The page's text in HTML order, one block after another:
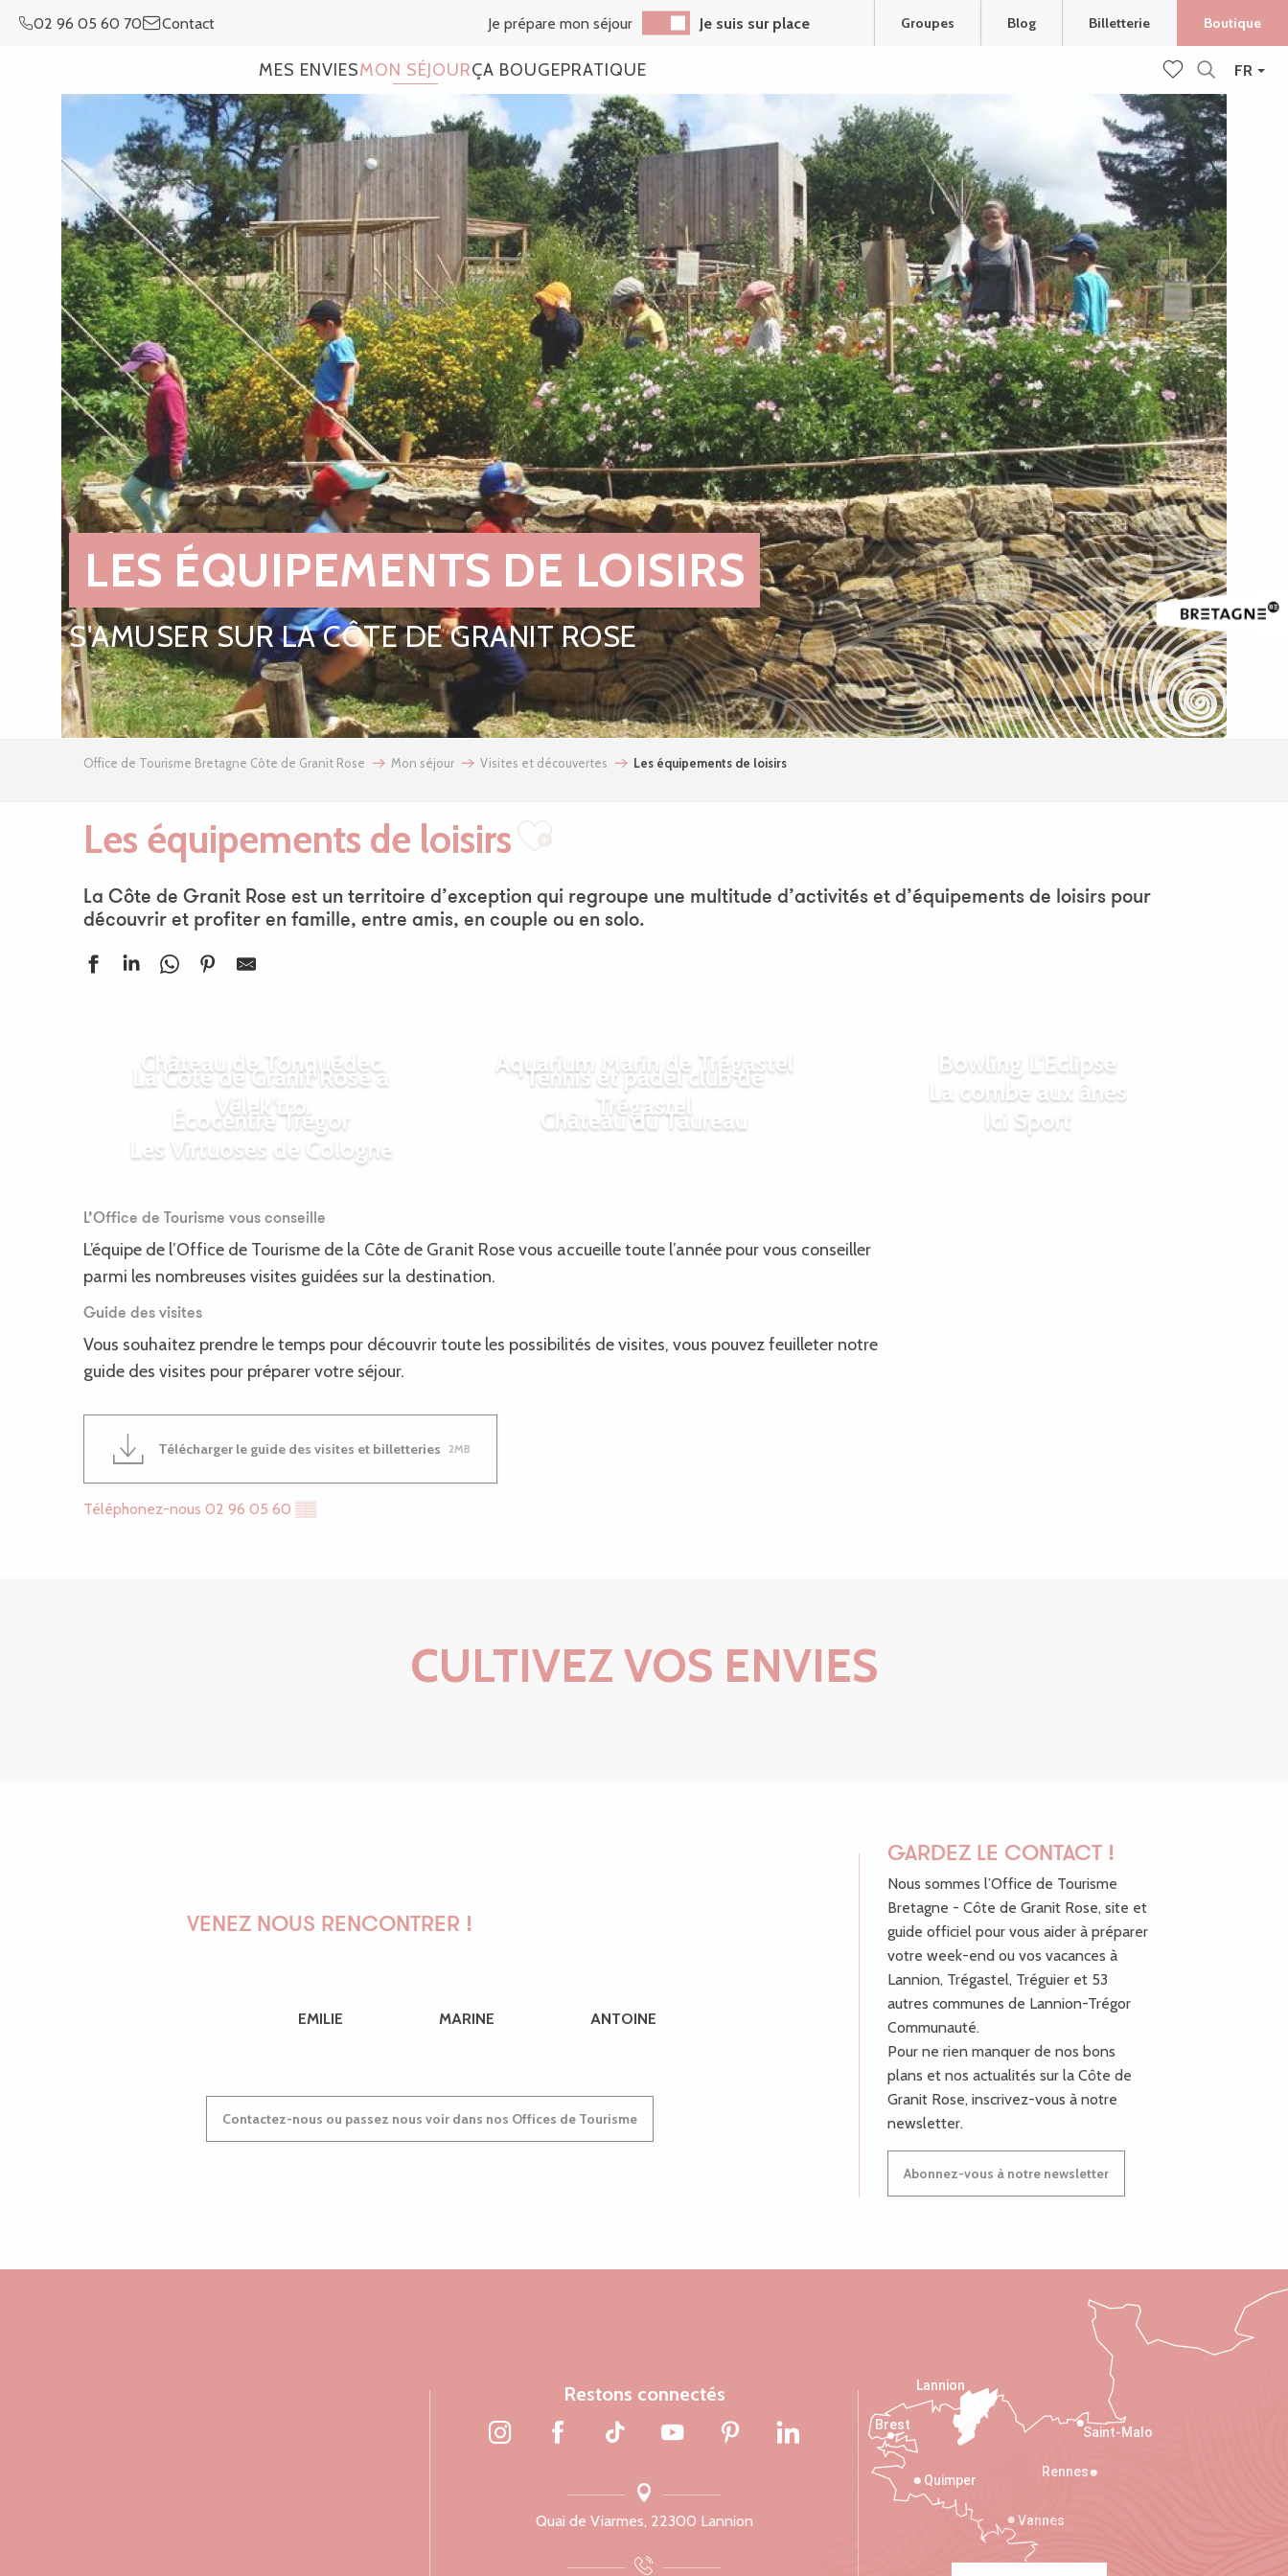
Voir les favoris
Recherche
FR
02 96 05 60 70 Contact Je prépare mon séjour Je suis sur place Groupes Blog Billetterie Boutique
MES ENVIESMON SÉJOURÇA BOUGEPRATIQUE
LES ÉQUIPEMENTS DE LOISIRS
S'AMUSER SUR LA CÔTE DE GRANIT ROSE
Office de Tourisme Bretagne Côte de Granit Rose Mon séjour Visites et découvertes Les équipements de loisirs
Les équipements de loisirs
La Côte de Granit Rose est un territoire d’exception qui regroupe une multitude d’activités et d’équipements de loisirs pour
découvrir et profiter en famille, entre amis, en couple ou en solo.
Château de Tonquédec Aquarium Marin de Trégastel Bowling L'Eclipse
La Côte de Granit Rose à
Vélek’tro
Tennis et padel club de
Trégastel
La combe aux ânes
Écocentre Trégor
Château du Taureau
Ici Sport
Les Virtuoses de Cologne
L’Office de Tourisme vous conseille
L’équipe de l’Office de Tourisme de la Côte de Granit Rose vous accueille toute l’année pour vous conseiller
parmi les nombreuses visites guidées sur la destination.
Guide des visites
Vous souhaitez prendre le temps pour découvrir toute les possibilités de visites, vous pouvez feuilleter notre
guide des visites pour préparer votre séjour.
Télécharger le guide des visites et billetteries 2MB
Téléphonez-nous 02 96 05 60 ▒▒
CULTIVEZ VOS ENVIES
VENEZ NOUS RENCONTRER !
EMILIE MARINE ANTOINE
Contactez-nous ou passez nous voir dans nos Offices de Tourisme
GARDEZ LE CONTACT !
Nous sommes l’Office de Tourisme
Bretagne - Côte de Granit Rose, site et
guide officiel pour vous aider à préparer
votre week-end ou vos vacances à
Lannion, Trégastel, Tréguier et 53
autres communes de Lannion-Trégor
Communauté.
Pour ne rien manquer de nos bons
plans et nos actualités sur la Côte de
Granit Rose, inscrivez-vous à notre
newsletter.
Abonnez-vous à notre newsletter
Restons connectés
Quai de Viarmes, 22300 Lannion
Saint-Malo
Rennes
Vannes
Quimper
Lannion
Brest